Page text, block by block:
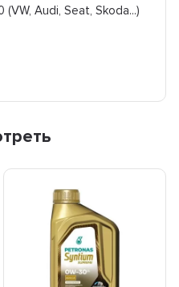
Audi, Seat, Skoda...)